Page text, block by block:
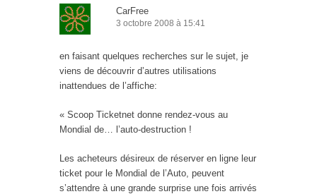
CarFree
3 octobre 2008 à 15:41
en faisant quelques recherches sur le sujet, je
viens de découvrir d’autres utilisations
inattendues de l’affiche:
« Scoop Ticketnet donne rendez-vous au
Mondial de… l’auto-destruction !
Les acheteurs désireux de réserver en ligne leur
ticket pour le Mondial de l’Auto, peuvent
s’attendre à une grande surprise une fois arrivés